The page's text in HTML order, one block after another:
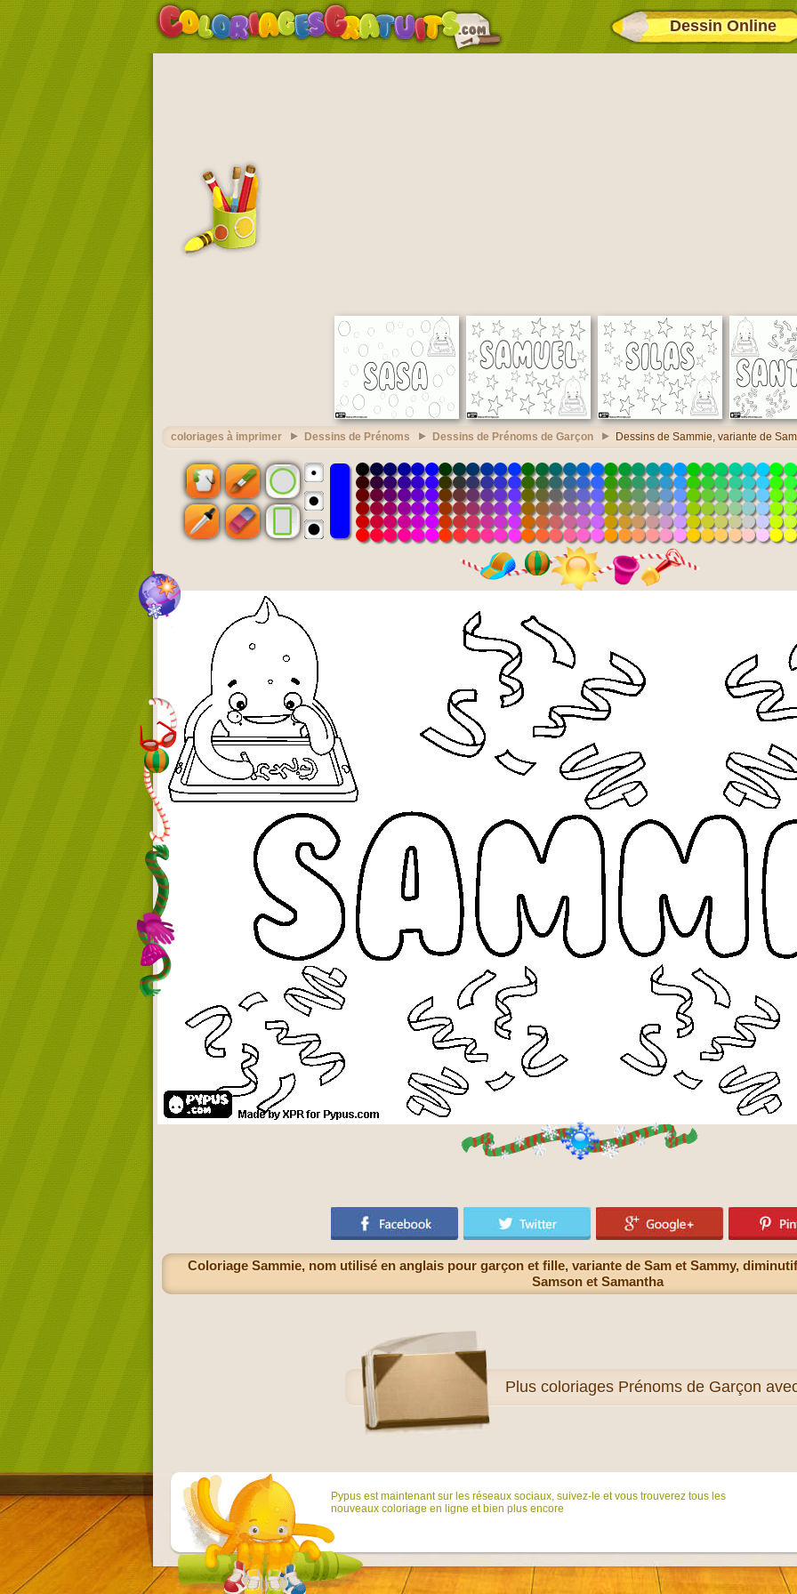
Dessin Online
coloriages à imprimer Dessins de Prénoms Dessins de Prénoms de Garçon Dessins de Sammie, variante de
Coloriage Sammie, nom utilisé en anglais pour garçon et fille, variante de Sam et Sammy,
Samson et Samantha
Plus coloriages Prénoms de Garçon
Pypus est maintenant sur ​​les réseaux sociaux, suivez-le et vous trouverez tous les
nouveaux coloriage en ligne et bien plus encore